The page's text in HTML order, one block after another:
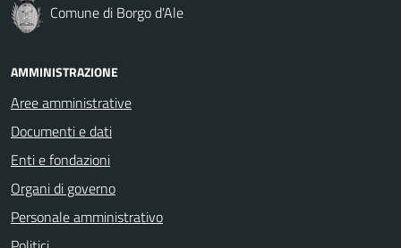
Comune di Borgo d'Ale
AMMINISTRAZIONE
Aree amministrative
Documenti e dati
Enti e fondazioni
Organi di governo
Personale amministrativo